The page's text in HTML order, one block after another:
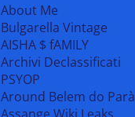
About Me
Bulgarella Vintage
AISHA $ fAMILY
Archivi Declassificati
PSYOP
Around Belem do Parà